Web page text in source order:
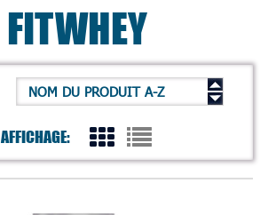
FITWHEY
NOM DU PRODUIT A-Z
AFFICHAGE: